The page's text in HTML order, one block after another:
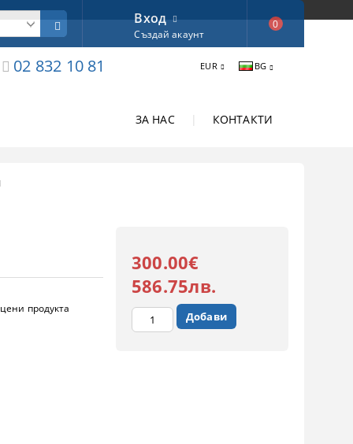
02 832 10 81 EUR BG
ЗА НАС КОНТАКТИ
Вход
Създай акаунт
0
продукта
300.00€
586.75лв.